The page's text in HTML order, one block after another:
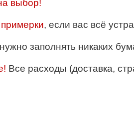
выбор!
, если вас всё
заполнять никаких
Все расходы (доставка,